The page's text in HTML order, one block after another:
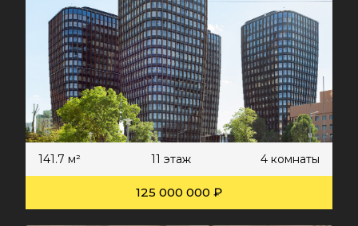
141.7 м² 11 этаж 4 комнаты
125 000 000 ₽